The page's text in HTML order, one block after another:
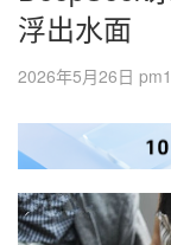
美图
Tiktok
涨粉
数据 拉
元
浮出水面
2026年5月26日